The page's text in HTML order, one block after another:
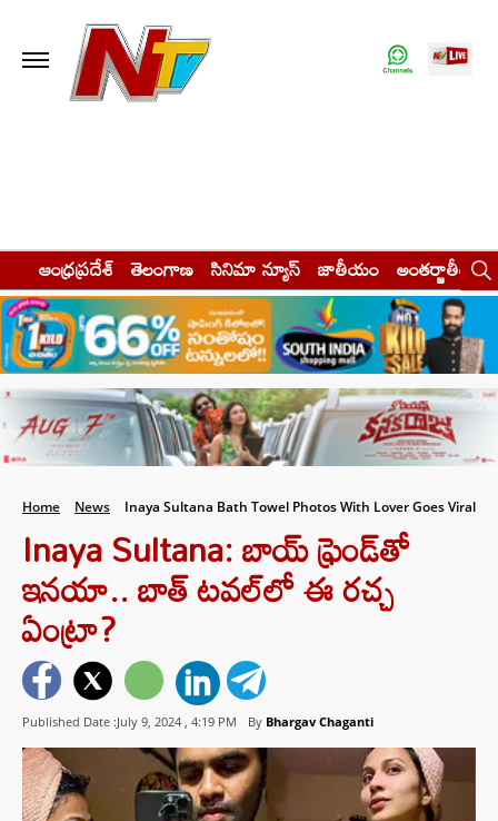
ఆంధ్రప్రదేశ్ తెలంగాణ సినిమా న్యూస్ జాతీయం అంతర్జాతీయం
Home News Inaya Sultana Bath Towel Photos With Lover Goes Viral
Inaya Sultana: బాయ్ ఫ్రెండ్‌తో
ఇనయా.. బాత్ టవల్‌లో ఈ రచ్చ
ఏంట్రా?
Published Date :July 9, 2024 , 4:19 PM By Bhargav Chaganti